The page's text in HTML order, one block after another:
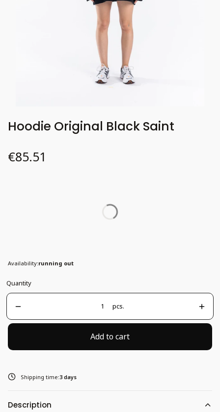
Hoodie Original Black Saint
Price
€85.51
Availability:running out
Quantity
pcs.
Add to cart
Shipping time:3 days
Description